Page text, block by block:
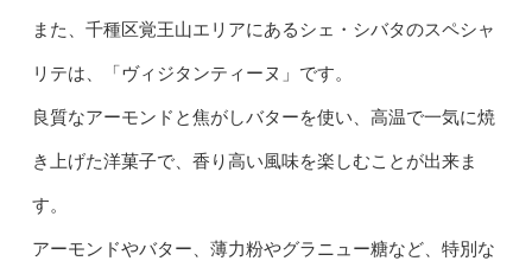
また、千種区覚王山エリアにあるシェ・シバタのスペシャ
リテは、「ヴィジタンティーヌ」です。
良質なアーモンドと焦がしバターを使い、高温で一気に焼
き上げた洋菓子で、香り高い風味を楽しむことが出来ま
す。
アーモンドやバター、薄力粉やグラニュー糖など、特別な